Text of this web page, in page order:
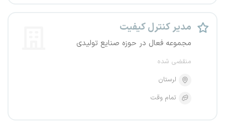
مدیر کنترل کیفیت
مجموعه فعال در حوزه صنایع تولیدی
منقضی شده
لرستان
تمام وقت